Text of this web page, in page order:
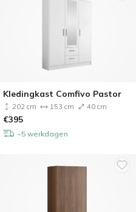
Kledingkast Comfivo Pastor
202 cm 153 cm 40 cm
€395
~5 werkdagen